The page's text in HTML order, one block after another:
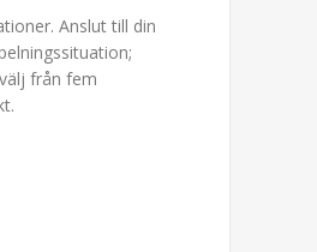
Anslut till din
från fem